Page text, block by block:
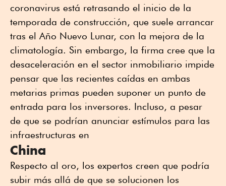
coronavirus está retrasando el inicio de la
temporada de construcción, que suele arrancar
tras el Año Nuevo Lunar, con la mejora de la
climatología. Sin embargo, la firma cree que la
desaceleración en el sector inmobiliario impide
pensar que las recientes caídas en ambas
metarias primas pueden suponer un punto de
entrada para los inversores. Incluso, a pesar
de que se podrían anunciar estímulos para las
infraestructuras en
China
Respecto al oro, los expertos creen que podría
subir más allá de que se solucionen los